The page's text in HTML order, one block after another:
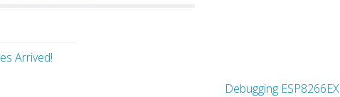
Arrived!
Debugging ESP8266EX